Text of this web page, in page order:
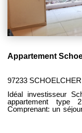
Appartement
97233 SCHOELCHER
Idéal investisseur
appartement type 2 de
Comprenant: un